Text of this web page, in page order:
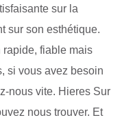
sur la
sur son esthétique.
rapide, fiable mais
si vous avez besoin
nous vite. Hieres Sur
nous trouver. Et